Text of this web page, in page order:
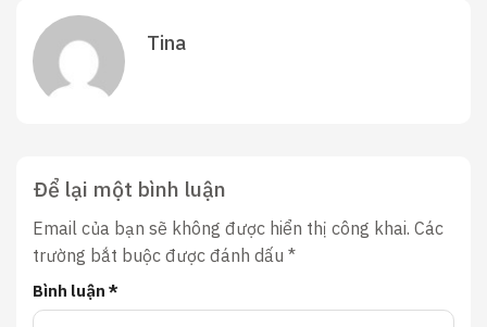
Tina
Để lại một bình luận
Email của bạn sẽ không được hiển thị công khai. Các
trường bắt buộc được đánh dấu *
Bình luận *